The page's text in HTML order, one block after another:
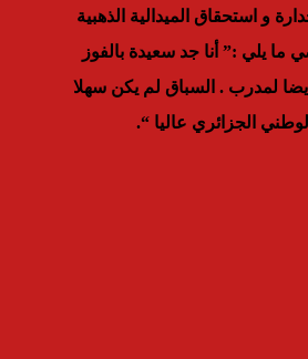
و استحقاق الميدالية الذهبية
ما يلي :” أنا جد سعيدة بالفوز
أيضا لمدرب . السباق لم يكن سهلا
الجزائري عاليا “.